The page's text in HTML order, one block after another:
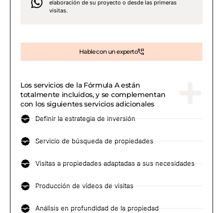
elaboración de su proyecto o desde las primeras
visitas.
Hable con un experto
Los servicios de la Fórmula A están
totalmente incluidos, y se complementan
con los siguientes servicios adicionales
Definir la estrategia de inversión
Servicio de búsqueda de propiedades
Visitas a propiedades adaptadas a sus necesidades
Producción de vídeos de visitas
Análisis en profundidad de la propiedad